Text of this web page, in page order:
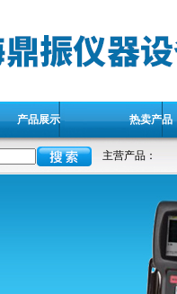
产品展示 热卖产品
主营产品：